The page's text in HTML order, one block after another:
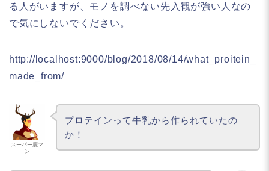
る人がいますが、モノを調べない先入観が強い人なの
で気にしないでください。
http://localhost:9000/blog/2018/08/14/what_proitein_
made_from/
スーパー鹿マ
ン
プロテインって牛乳から作られていたの
か！